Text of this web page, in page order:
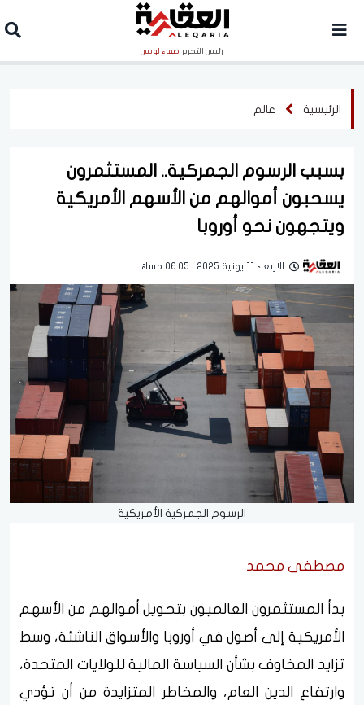
رئيس التحرير صفاء لويس
الرئيسية عالم
بسبب الرسوم الجمركية.. المستثمرون
يسحبون أموالهم من الأسهم الأمريكية
ويتجهون نحو أوروبا
الاربعاء 11 يونية 2025 | 06:05 مساءً
الرسوم الجمركية الأمريكية
مصطفى محمد
بدأ المستثمرون العالميون بتحويل أموالهم من الأسهم
الأمريكية إلى أصول في أوروبا والأسواق الناشئة، وسط
تزايد المخاوف بشأن السياسة المالية للولايات المتحدة،
وارتفاع الدين العام، والمخاطر المتزايدة من أن تؤدي